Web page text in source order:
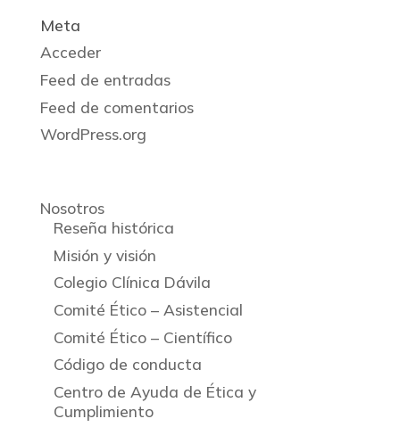
Meta
Acceder
Feed de entradas
Feed de comentarios
WordPress.org
Nosotros
Reseña histórica
Misión y visión
Colegio Clínica Dávila
Comité Ético – Asistencial
Comité Ético – Científico
Código de conducta
Centro de Ayuda de Ética y
Cumplimiento